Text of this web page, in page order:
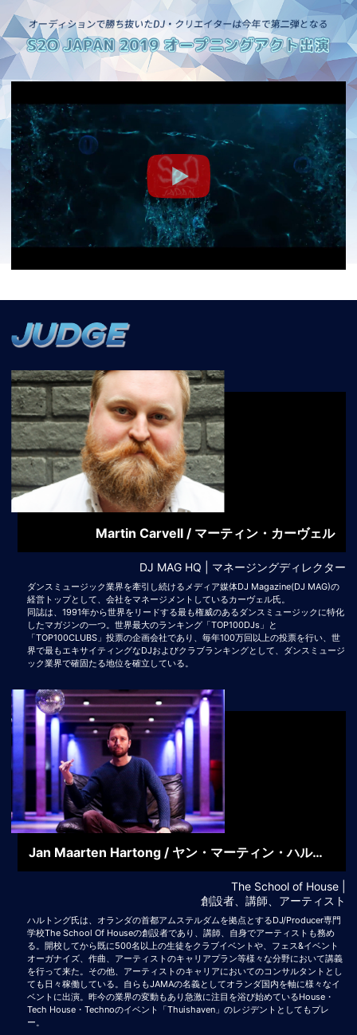
Martin Carvell / マーティン・カーヴェル
DJ MAG HQ | マネージングディレクター
ダンスミュージック業界を牽引し続けるメディア媒体DJ Magazine(DJ MAG)の
経営トップとして、会社をマネージメントしているカーヴェル氏。
同誌は、1991年から世界をリードする最も権威のあるダンスミュージックに特化
したマガジンの一つ。世界最大のランキング「TOP100DJs」と
「TOP100CLUBS」投票の企画会社であり、毎年100万回以上の投票を行い、世
界で最もエキサイティングなDJおよびクラブランキングとして、ダンスミュージ
ック業界で確固たる地位を確立している。
Jan Maarten Hartong / ヤン・マーティン・ハルトング
The School of House |
創設者、講師、アーティスト
ハルトング氏は、オランダの首都アムステルダムを拠点とするDJ/Producer専門
学校The School Of Houseの創設者であり、講師、自身でアーティストも務め
る。開校してから既に500名以上の生徒をクラブイベントや、フェス&イベント
オーガナイズ、作曲、アーティストのキャリアプラン等様々な分野において講義
を行って来た。その他、アーティストのキャリアにおいてのコンサルタントとし
ても日々稼働している。自らもJAMAの名義としてオランダ国内を軸に様々なイ
ベントに出演。昨今の業界の変動もあり急激に注目を浴び始めているHouse・
Tech House・Technoのイベント「Thuishaven」のレジデントとしてもプレ
ー。